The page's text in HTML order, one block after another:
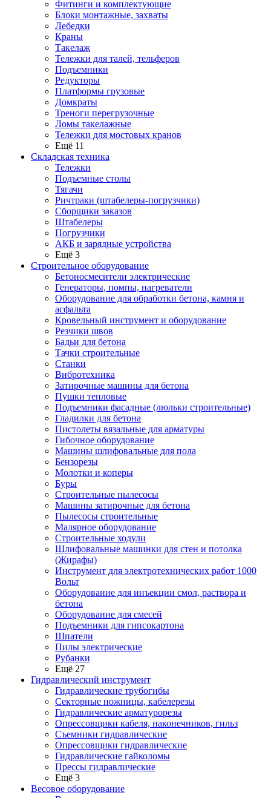
Фитинги и комплектующие
Блоки монтажные, захваты
Лебедки
Краны
Такелаж
Тележки для талей, тельферов
Подъемники
Редукторы
Платформы грузовые
Домкраты
Треноги перегрузочные
Ломы такелажные
Тележки для мостовых кранов
Ещё 11
Складская техника
Тележки
Подъемные столы
Тягачи
Ричтраки (штабелеры-погрузчики)
Сборщики заказов
Штабелеры
Погрузчики
АКБ и зарядные устройства
Ещё 3
Строительное оборудование
Бетоносмесители электрические
Генераторы, помпы, нагреватели
Оборудование для обработки бетона, камня и
асфальта
Кровельный инструмент и оборудование
Резчики швов
Бадьи для бетона
Тачки строительные
Станки
Вибротехника
Затирочные машины для бетона
Пушки тепловые
Подъемники фасадные (люльки строительные)
Гладилки для бетона
Пистолеты вязальные для арматуры
Гибочное оборудование
Машины шлифовальные для пола
Бензорезы
Молотки и коперы
Буры
Строительные пылесосы
Машины затирочные для бетона
Пылесосы строительные
Малярное оборудование
Строительные ходули
Шлифовальные машинки для стен и потолка
(Жирафы)
Инструмент для электротехнических работ 1000
Вольт
Оборудование для инъекции смол, раствора и
бетона
Оборудование для смесей
Подъемники для гипсокартона
Шпатели
Пилы электрические
Рубанки
Ещё 27
Гидравлический инструмент
Гидравлические трубогибы
Секторные ножницы, кабелерезы
Гидравлические арматурорезы
Опрессовщики кабеля, наконечников, гильз
Съемники гидравлические
Опрессовщики гидравлические
Гидравлические гайколомы
Прессы гидравлические
Ещё 3
Весовое оборудование